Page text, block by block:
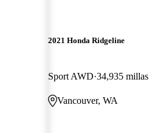
2021 Honda Ridgeline
Sport AWD 34,935 millas
Vancouver, WA